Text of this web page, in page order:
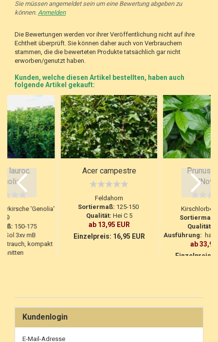
Sie müssen angemeldet sein um eine Bewertung abgeben zu
können. Anmelden
Die Bewertungen werden vor ihrer Veröffentlichung nicht auf ihre
Echtheit überprüft. Sie können daher auch von Verbrauchern
stammen, die die bewerteten Produkte tatsächlich gar nicht
erworben/genutzt haben.
Kunden, welche diesen Artikel bestellten, haben auch
folgende Artikel gekauft:
lauroc.
'Genolia'
®
150-175
Sol 3xv mB
Strauch, kompakt
Acer campestre
Feldahorn
Sortiermaß: 125-150
Qualität: Hei C 5
ab 13,95 EUR
Einzelpreis: 16,95 EUR
Prunus
Sortiermaß:
Qualität:
Ausführung:
ab 33,95
Einzelpreis:
Kundenlogin
E-Mail-Adresse